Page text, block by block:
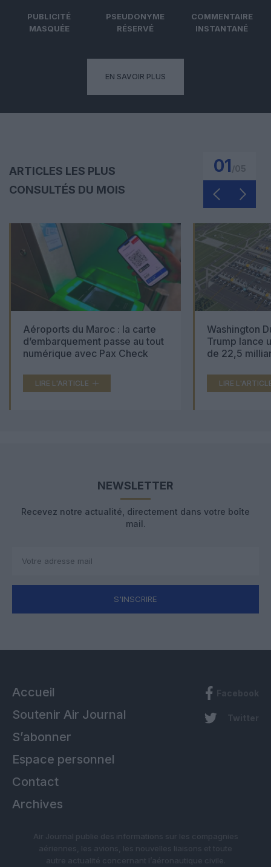
PUBLICITÉ
MASQUÉE
PSEUDONYME
RÉSERVÉ
COMMENTAIRE
INSTANTANÉ
EN SAVOIR PLUS
ARTICLES LES PLUS
CONSULTÉS DU MOIS
01
Aéroports du Maroc : la carte
d’embarquement passe au tout
numérique avec Pax Check
LIRE L'ARTICLE
Washington
Trump lance
de 22,5
LIRE
NEWSLETTER
Recevez notre actualité, directement dans votre boîte
mail.
S'INSCRIRE
Accueil
Soutenir Air Journal
S’abonner
Espace personnel
Contact
Archives